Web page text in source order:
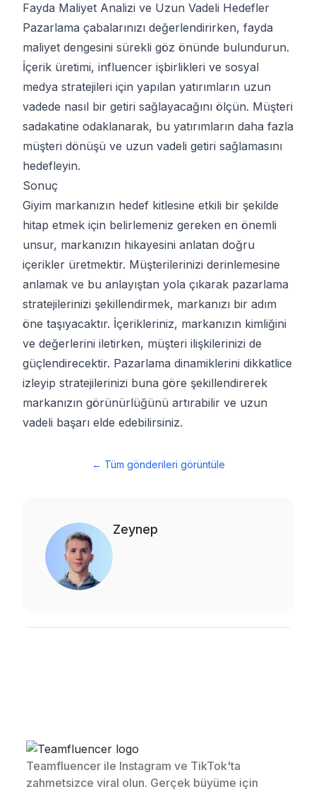
Fayda Maliyet Analizi ve Uzun Vadeli Hedefler
Pazarlama çabalarınızı değerlendirirken, fayda
maliyet dengesini sürekli göz önünde bulundurun.
İçerik üretimi, influencer işbirlikleri ve sosyal
medya stratejileri için yapılan yatırımların uzun
vadede nasıl bir getiri sağlayacağını ölçün. Müşteri
sadakatine odaklanarak, bu yatırımların daha fazla
müşteri dönüşü ve uzun vadeli getiri sağlamasını
hedefleyin.
Sonuç
Giyim markanızın hedef kitlesine etkili bir şekilde
hitap etmek için belirlemeniz gereken en önemli
unsur, markanızın hikayesini anlatan doğru
içerikler üretmektir. Müşterilerinizi derinlemesine
anlamak ve bu anlayıştan yola çıkarak pazarlama
stratejilerinizi şekillendirmek, markanızı bir adım
öne taşıyacaktır. İçerikleriniz, markanızın kimliğini
ve değerlerini iletirken, müşteri ilişkilerinizi de
güçlendirecektir. Pazarlama dinamiklerini dikkatlice
izleyip stratejilerinizi buna göre şekillendirerek
markanızın görünürlüğünü artırabilir ve uzun
vadeli başarı elde edebilirsiniz.
← Tüm gönderileri görüntüle
Zeynep
Teamfluencer ile Instagram ve TikTok'ta
zahmetsizce viral olun. Gerçek büyüme için